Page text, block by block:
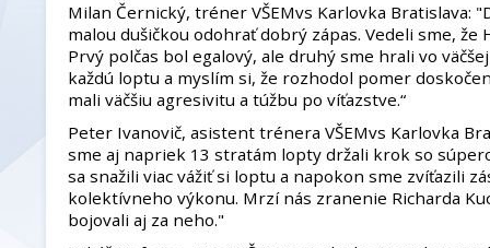
Milan Černický, tréner VŠEMvs Karlovka Bratislava:
malou dušičkou odohrať dobrý zápas. Vedeli sme, že
Prvý polčas bol egalový, ale druhý sme hrali vo
každú loptu a myslím si, že rozhodol pomer
mali väčšiu agresivitu a túžbu po víťazstve.“
Peter Ivanovič, asistent trénera VŠEMvs Karlovka
sme aj napriek 13 stratám lopty držali krok so
sa snažili viac vážiť si loptu a napokon sme zvíťazili
kolektívneho výkonu. Mrzí nás zranenie Richarda
bojovali aj za neho."